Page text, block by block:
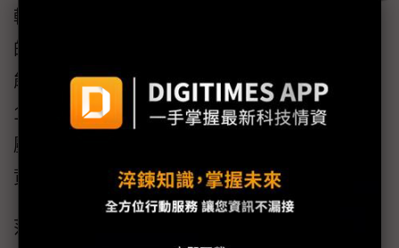
輸入電壓能有效降低建置成本，提升大型電廠
的管理效率；該機型每個MPPT輸入可達40A，
能搭配M10/G12高電流的太陽能模組，並具備
15組MPPT與30組直流輸入設計，滿載工作電
壓範圍更廣，使發電量極大化，可有效縮短投
資回收年限。
范明中強調，儘管市場環境不利，新望2025年